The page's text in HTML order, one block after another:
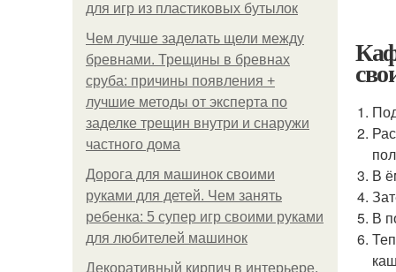
для игр из пластиковых бутылок
Чем лучше заделать щели между
бревнами. Трещины в бревнах
сруба: причины появления +
лучшие методы от эксперта по
заделке трещин внутри и снаружи
частного дома
Дорога для машинок своими
руками для детей. Чем занять
ребенка: 5 супер игр своими руками
для любителей машинок
Декоративный кирпич в интерьере.
В
В